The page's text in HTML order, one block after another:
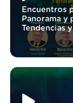
Encuentros
Panorama y
Tendencias